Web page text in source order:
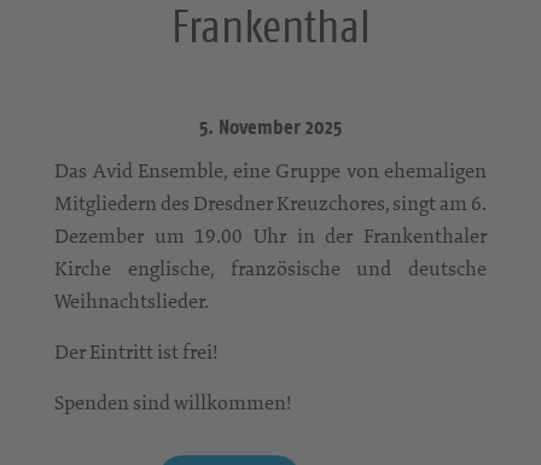
Frankenthal
5. November 2025
Das Avid Ensemble, eine Gruppe von ehemaligen
Mitgliedern des Dresdner Kreuzchores, singt am 6.
Dezember um 19.00 Uhr in der Frankenthaler
Kirche englische, französische und deutsche
Weihnachtslieder.
Der Eintritt ist frei!
Spenden sind willkommen!